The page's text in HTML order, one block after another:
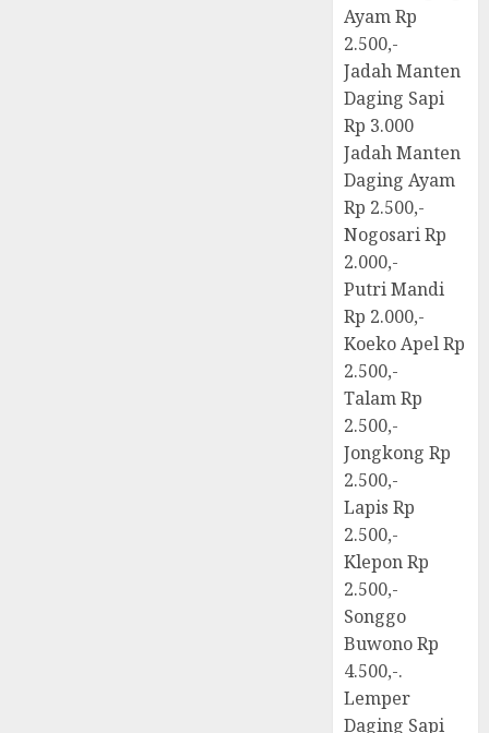
Ayam Rp
2.500,-
Jadah Manten
Daging Sapi
Rp 3.000
Jadah Manten
Daging Ayam
Rp 2.500,-
Nogosari Rp
2.000,-
Putri Mandi
Rp 2.000,-
Koeko Apel Rp
2.500,-
Talam Rp
2.500,-
Jongkong Rp
2.500,-
Lapis Rp
2.500,-
Klepon Rp
2.500,-
Songgo
Buwono Rp
4.500,-.
Lemper
Daging Sapi